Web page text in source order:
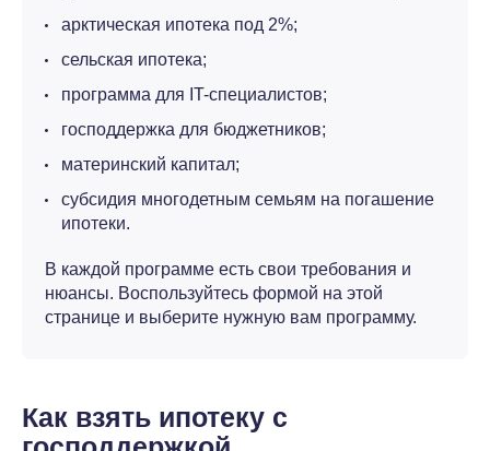
арктическая ипотека под 2%;
сельская ипотека;
программа для IT-специалистов;
господдержка для бюджетников;
материнский капитал;
субсидия многодетным семьям на погашение
ипотеки.
В каждой программе есть свои требования и
нюансы. Воспользуйтесь формой на этой
странице и выберите нужную вам программу.
Как взять ипотеку с